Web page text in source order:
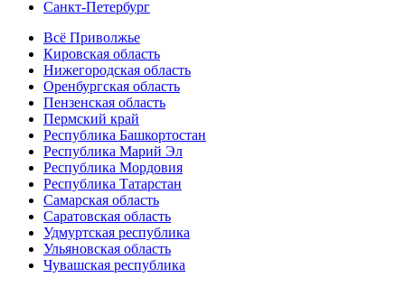
Санкт-Петербург
Всё Приволжье
Кировская область
Нижегородская область
Оренбургская область
Пензенская область
Пермский край
Республика Башкортостан
Республика Марий Эл
Республика Мордовия
Республика Татарстан
Самарская область
Саратовская область
Удмуртская республика
Ульяновская область
Чувашская республика